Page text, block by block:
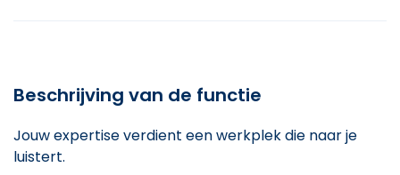
Beschrijving van de functie
Jouw expertise verdient een werkplek die naar je
luistert.